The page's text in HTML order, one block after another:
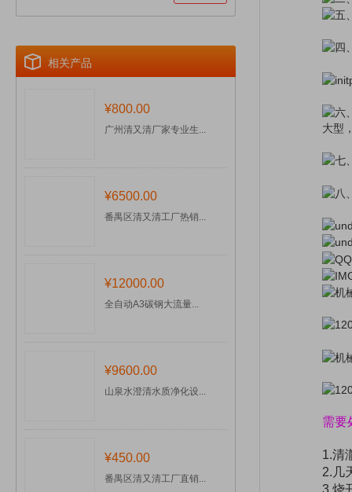
相关产品
¥800.00
广州清又清厂家专业生...
¥6500.00
番禺区清又清工厂热销...
¥12000.00
全自动A3碳钢大流量...
¥9600.00
山泉水澄清水质净化设...
¥450.00
番禺区清又清工厂直销...
大型
需要
1.清
2.几
3.烧